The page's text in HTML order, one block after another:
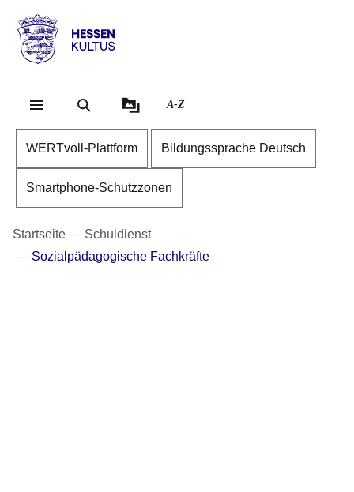
Hessen
Kultus
A-Z
WERTvoll-Plattform Bildungssprache Deutsch
Smartphone-Schutzzonen
Startseite
Schuldienst
Sozialpädagogische Fachkräfte